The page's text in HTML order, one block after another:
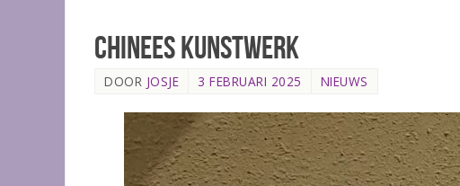
Chinees kunstwerk
DOOR JOSJE 3 FEBRUARI 2025 NIEUWS